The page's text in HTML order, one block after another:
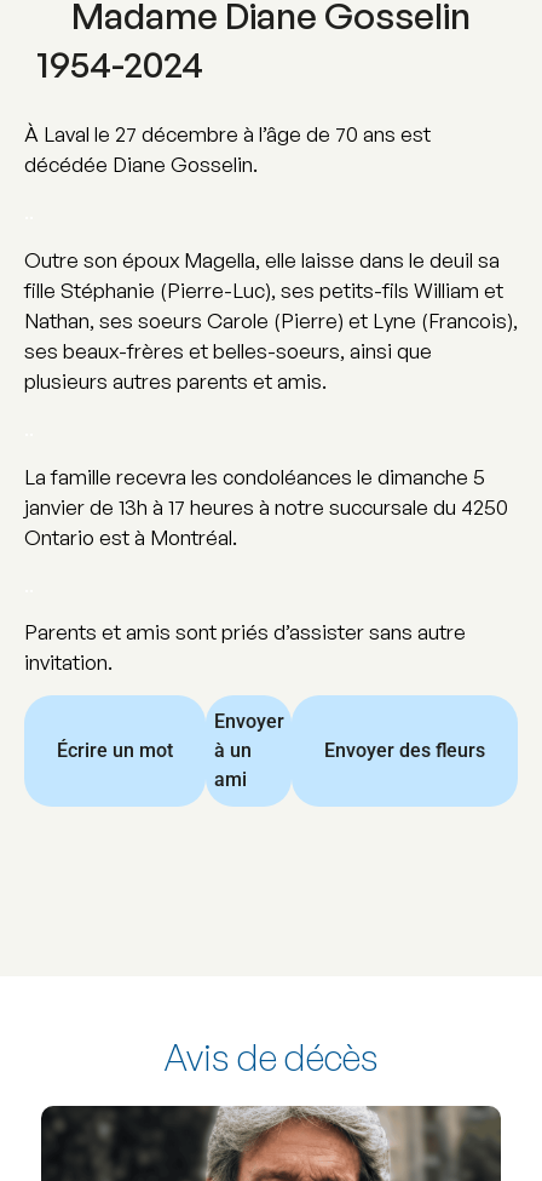
À Laval le 27 décembre à l’âge de 70 ans est
décédée Diane Gosselin.
Outre son époux Magella, elle laisse dans le deuil sa
fille Stéphanie (Pierre-Luc), ses petits-fils William et
Nathan, ses soeurs Carole (Pierre) et Lyne (Francois),
ses beaux-frères et belles-soeurs, ainsi que
plusieurs autres parents et amis.
La famille recevra les condoléances le dimanche 5
janvier de 13h à 17 heures à notre succursale du 4250
Ontario est à Montréal.
Parents et amis sont priés d’assister sans autre
invitation.
Écrire un mot
Envoyer
à un
ami
Envoyer des fleurs
Madame Diane Gosselin
1954-2024
Avis de décès